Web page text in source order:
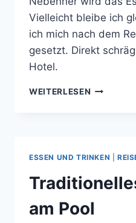
Vielleicht bleibe ich
ich mich nach dem
gesetzt. Direkt
Hotel.
WEITERLESEN ESSEN
ESSEN UND TRINKEN
am Pool